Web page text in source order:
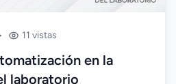
• 11 vistas
en la
laboratorio